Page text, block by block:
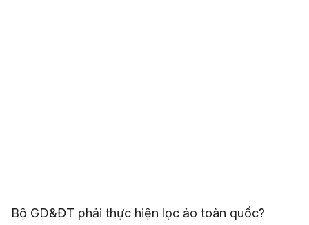
Bộ GD&ĐT phải thực hiện lọc ảo toàn quốc?